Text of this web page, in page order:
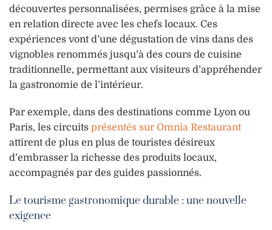
découvertes personnalisées, permises grâce à la mise
en relation directe avec les chefs locaux. Ces
expériences vont d’une dégustation de vins dans des
vignobles renommés jusqu’à des cours de cuisine
traditionnelle, permettant aux visiteurs d’appréhender
la gastronomie de l’intérieur.
Par exemple, dans des destinations comme Lyon ou
Paris, les circuits présentés sur Omnia Restaurant
attirent de plus en plus de touristes désireux
d’embrasser la richesse des produits locaux,
accompagnés par des guides passionnés.
Le tourisme gastronomique durable : une nouvelle
exigence